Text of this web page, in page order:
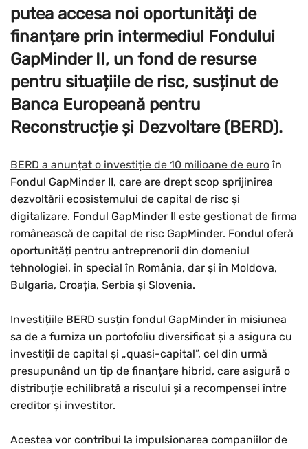
putea accesa noi oportunități de
finanțare prin intermediul Fondului
GapMinder II, un fond de resurse
pentru situațiile de risc, susținut de
Banca Europeană pentru
Reconstrucție și Dezvoltare (BERD).
BERD a anunțat o investiție de 10 milioane de euroîn
Fondul GapMinder II, care are drept scop sprijinirea
dezvoltării ecosistemului de capital de risc și
digitalizare. Fondul GapMinder II este gestionat de firma
românească de capital de risc GapMinder. Fondul oferă
oportunități pentru antreprenorii din domeniul
tehnologiei, în special în România, dar și în Moldova,
Bulgaria, Croația, Serbia și Slovenia.
Investițiile BERD susțin fondul GapMinder în misiunea
sa de a furniza un portofoliu diversificat și a asigura cu
investiții de capital și „quasi-capital”, cel din urmă
presupunând un tip de finanțare hibrid, care asigură o
distribuție echilibrată a riscului și a recompensei între
creditor și investitor.
Acestea vor contribui la impulsionarea companiilor de